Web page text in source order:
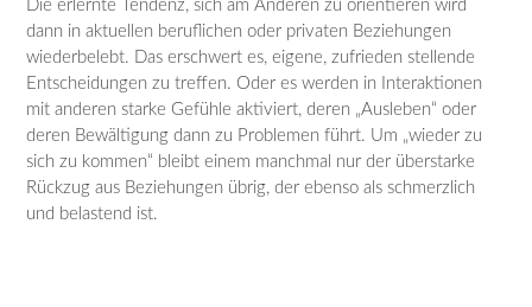
Die erlernte Tendenz, sich am Anderen zu orientieren wird
dann in aktuellen beruflichen oder privaten Beziehungen
wiederbelebt. Das erschwert es, eigene, zufrieden stellende
Entscheidungen zu treffen. Oder es werden in Interaktionen
mit anderen starke Gefühle aktiviert, deren „Ausleben“ oder
deren Bewältigung dann zu Problemen führt. Um „wieder zu
sich zu kommen“ bleibt einem manchmal nur der überstarke
Rückzug aus Beziehungen übrig, der ebenso als schmerzlich
und belastend ist.